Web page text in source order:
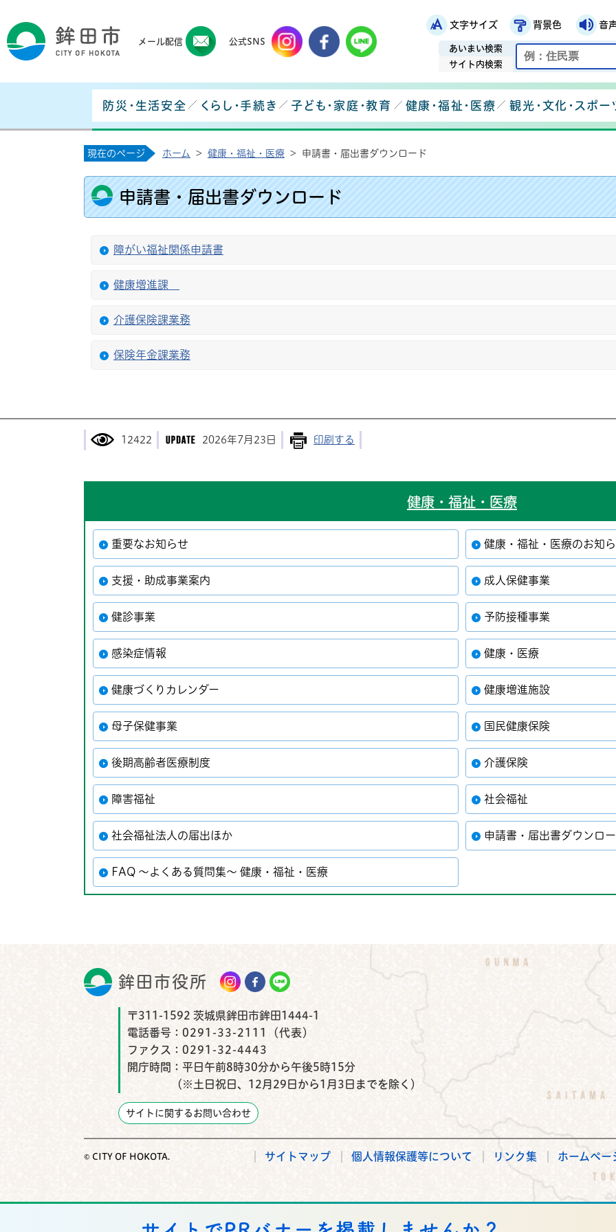
鉾田市役所ホームページ文字サイズ 背景色 音
あいまい検索
サイト内検索
メール配信
鉾田市メールマガジン
公式SNS
鉾田市公式Instagram
鉾田市公式Facebook
鉾田市公式LINE
防災・生活安全 くらし・手続き 子ども・家庭・教育 健康・福祉・医療 観光・文化・スポー
現在のページ ホーム > 健康・福祉・医療 > 申請書・届出書ダウンロード
申請書・届出書ダウンロード
障がい福祉関係申請書
健康増進課
介護保険課業務
保険年金課業務
12422 2026年7月23日 印刷する
健康・福祉・医療
重要なお知らせ 健康・福祉・医療のお知
支援・助成事業案内 成人保健事業
健診事業 予防接種事業
感染症情報 健康・医療
健康づくりカレンダー 健康増進施設
母子保健事業 国民健康保険
後期高齢者医療制度 介護保険
障害福祉 社会福祉
社会福祉法人の届出ほか 申請書・届出書ダウンロ
FAQ ～よくある質問集～ 健康・福祉・医療
鉾田市役所 鉾田市公式Instagram
鉾田市公式Facebook
鉾田市公式LINE
〒311-1592 茨城県鉾田市鉾田1444-1
電話番号： 0291-33-2111（代表）
ファクス： 0291-32-4443
開庁時間： 平日午前8時30分から午後5時15分
（※土日祝日、12月29日から1月3日までを除く）
サイトに関するお問い合わせ
© CITY OF HOKOTA. サイトマップ 個人情報保護等について リンク集 ホームペー